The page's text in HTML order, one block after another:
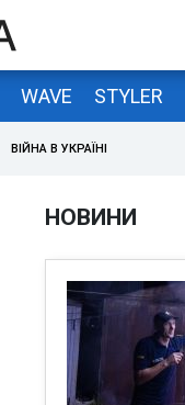
WAVE STYLER
ВІЙНА В УКРАЇНІ
НОВИНИ